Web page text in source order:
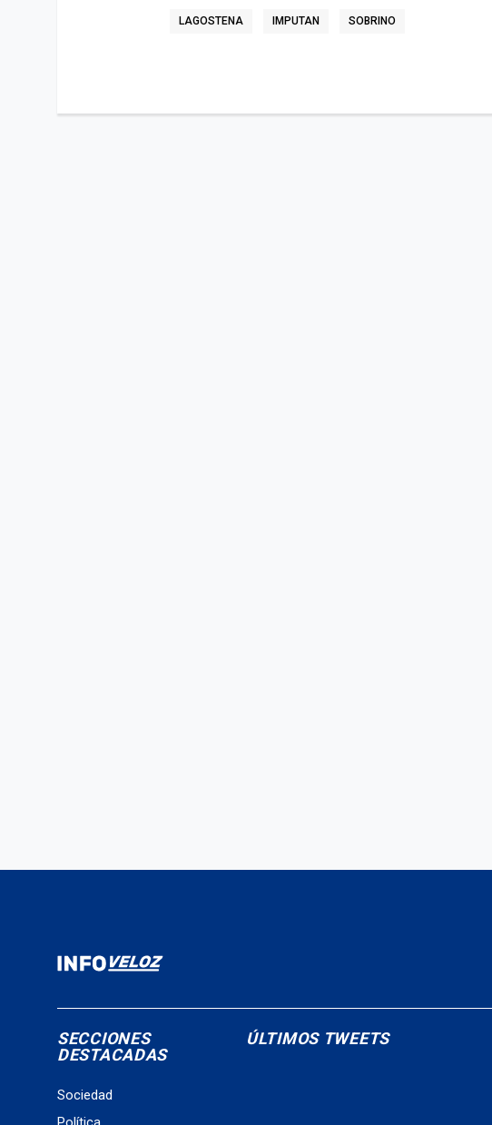
LAGOSTENA IMPUTAN SOBRINO
SECCIONES
DESTACADAS
Sociedad
ÚLTIMOS TWEETS